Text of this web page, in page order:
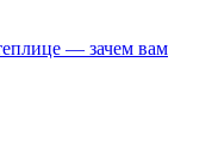
— зачем вам